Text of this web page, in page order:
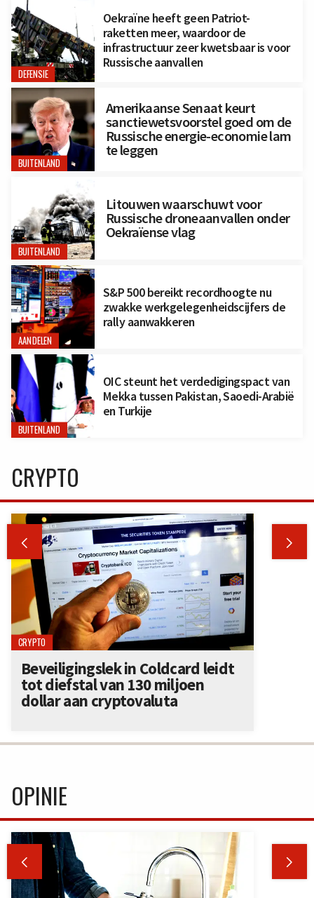
DEFENSIE
Oekraïne heeft geen Patriot-
raketten meer, waardoor de
infrastructuur zeer kwetsbaar is voor
Russische aanvallen
BUITENLAND
Amerikaanse Senaat keurt
sanctiewetsvoorstel goed om de
Russische energie-economie lam
te leggen
BUITENLAND
Litouwen waarschuwt voor
Russische droneaanvallen onder
Oekraïense vlag
AANDELEN
S&P 500 bereikt recordhoogte nu
zwakke werkgelegenheidscijfers de
rally aanwakkeren
BUITENLAND
OIC steunt het verdedigingspact van
Mekka tussen Pakistan, Saoedi-Arabië
en Turkije
CRYPTO
 
CRYPTO
Beveiligingslek in Coldcard leidt
tot diefstal van 130 miljoen
dollar aan cryptovaluta
OPINIE
 